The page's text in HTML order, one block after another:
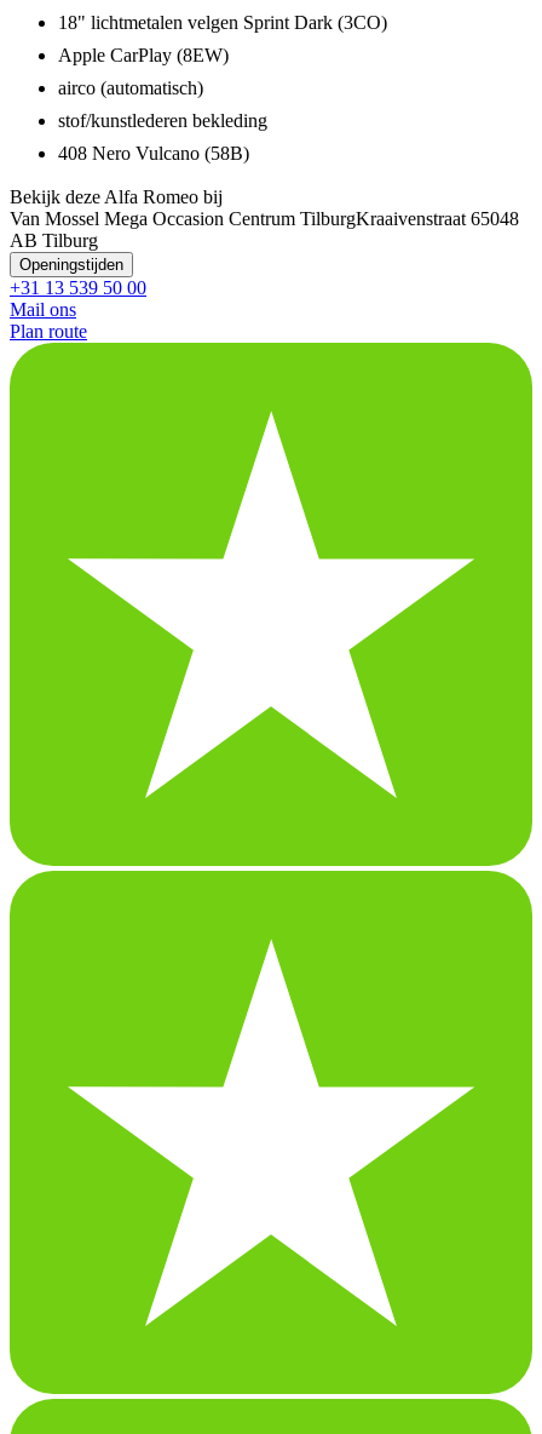
18" lichtmetalen velgen Sprint Dark (3CO)
Apple CarPlay (8EW)
airco (automatisch)
stof/kunstlederen bekleding
408 Nero Vulcano (58B)
Bekijk deze Alfa Romeo bij
Van Mossel Mega Occasion Centrum TilburgKraaivenstraat 65048
AB Tilburg
Openingstijden
+31 13 539 50 00
Mail ons
Plan route